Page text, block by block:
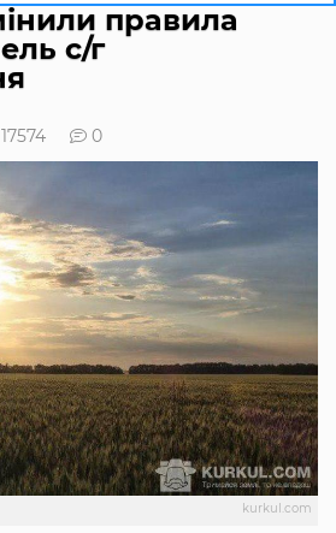
правила
с/г
17574 0
kurkul.com